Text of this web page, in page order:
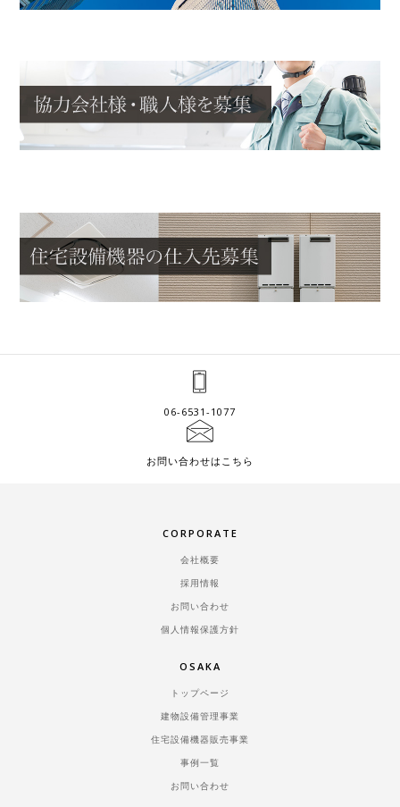
06-6531-1077
お問い合わせはこちら
CORPORATE
会社概要
採用情報
お問い合わせ
個人情報保護方針
OSAKA
トップページ
建物設備管理事業
住宅設備機器販売事業
事例一覧
お問い合わせ